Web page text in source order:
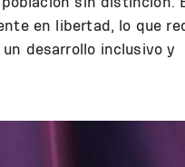
en libertad, lo que
desarrollo inclusivo y